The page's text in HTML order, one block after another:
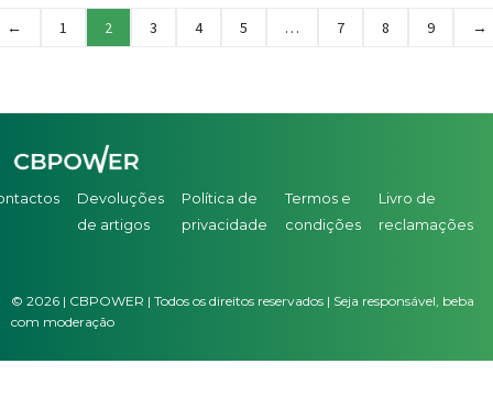
un
← 1 2 3 4 5 … 7 8 9 →
Devoluções
de artigos
Política de
privacidade
Termos e
condições
Livro de
reclamações
© 2026 | CBPOWER | Todos os direitos reservados | Seja responsável, beba
com moderação